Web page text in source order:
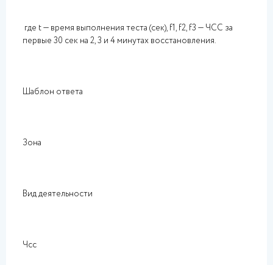
где t — время выполнения теста (сек), f1, f2, f3 — ЧСС за
первые 30 сек на 2, 3 и 4 минутах восстановления.
Шаблон ответа
Зона
Вид деятельности
Чсс